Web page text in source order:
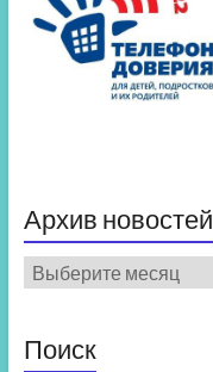
Архив новостей
Архив
новостей
Поиск